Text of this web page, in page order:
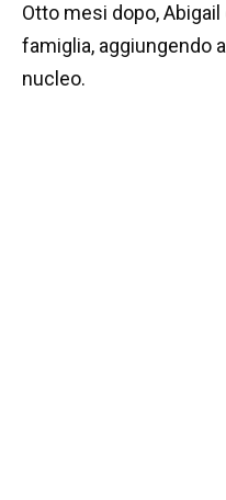
Otto mesi dopo,
famiglia, aggiungendo
nucleo.